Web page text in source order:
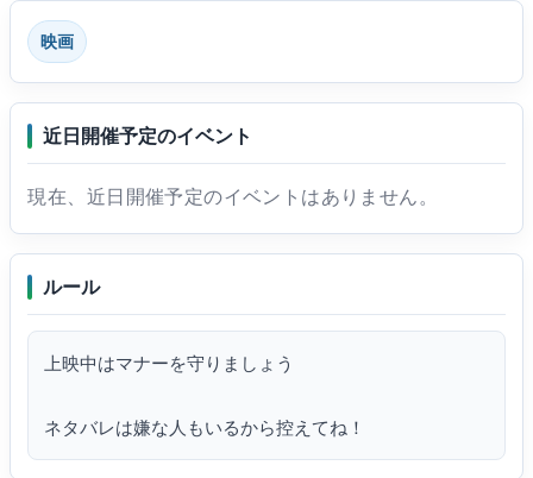
映画
近日開催予定のイベント
現在、近日開催予定のイベントはありません。
ルール
上映中はマナーを守りましょう
ネタバレは嫌な人もいるから控えてね！